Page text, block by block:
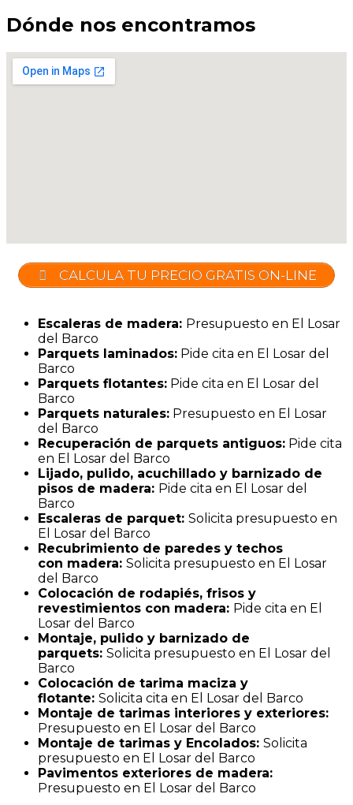
Dónde nos encontramos
CALCULA TU PRECIO GRATIS ON-LINE
Escaleras de madera: Presupuesto en El Losar
del Barco
Parquets laminados: Pide cita en El Losar del
Barco
Parquets flotantes: Pide cita en El Losar del
Barco
Parquets naturales: Presupuesto en El Losar
del Barco
Recuperación de parquets antiguos: Pide cita
en El Losar del Barco
Lijado, pulido, acuchillado y barnizado de
pisos de madera: Pide cita en El Losar del
Barco
Escaleras de parquet: Solicita presupuesto en
El Losar del Barco
Recubrimiento de paredes y techos
con madera: Solicita presupuesto en El Losar
del Barco
Colocación de rodapiés, frisos y
revestimientos con madera: Pide cita en El
Losar del Barco
Montaje, pulido y barnizado de
parquets: Solicita presupuesto en El Losar del
Barco
Colocación de tarima maciza y
flotante: Solicita cita en El Losar del Barco
Montaje de tarimas interiores y exteriores:
Presupuesto en El Losar del Barco
Montaje de tarimas y Encolados: Solicita
presupuesto en El Losar del Barco
Pavimentos exteriores de madera:
Presupuesto en El Losar del Barco